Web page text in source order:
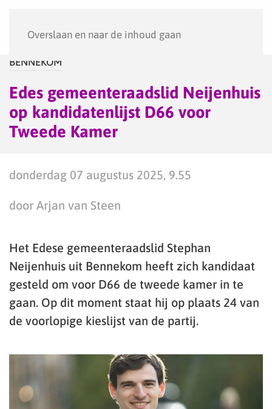
Overslaan en naar de inhoud gaan
BENNEKOM
Edes gemeenteraadslid Neijenhuis
op kandidatenlijst D66 voor
Tweede Kamer
donderdag 07 augustus 2025, 9.55
door Arjan van Steen
Het Edese gemeenteraadslid Stephan
Neijenhuis uit Bennekom heeft zich kandidaat
gesteld om voor D66 de tweede kamer in te
gaan. Op dit moment staat hij op plaats 24 van
de voorlopige kieslijst van de partij.